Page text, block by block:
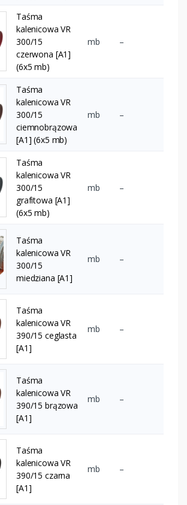
Taśma
kalenicowa VR
300/15
czerwona [A1]
(6x5 mb)
mb –
Taśma
kalenicowa VR
300/15
ciemnobrązowa
[A1] (6x5 mb)
mb –
Taśma
kalenicowa VR
300/15
grafitowa [A1]
(6x5 mb)
mb –
Taśma
kalenicowa VR
300/15
miedziana [A1]
mb –
Taśma
kalenicowa VR
390/15 ceglasta
[A1]
mb –
Taśma
kalenicowa VR
390/15 brązowa
[A1]
mb –
Taśma
kalenicowa VR
390/15 czarna
[A1]
mb –